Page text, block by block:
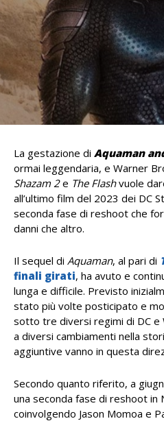
La gestazione di Aquaman
ormai leggendaria, e Warner
Shazam 2e The Flashvuole
all’ultimo film del 2023 dei DC
seconda fase di reshoot che
danni che altro.
Il sequel di Aquaman, al pari di
finali girati, ha avuto e
lunga e difficile. Previsto
stato più volte posticipato e
sotto tre diversi regimi di DC
a diversi cambiamenti nella
aggiuntive vanno in questa
Secondo quanto riferito, a
una seconda fase di reshoot in
coinvolgendo Jason Momoa e